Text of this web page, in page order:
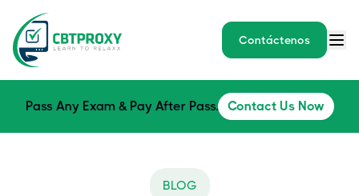
Contáctenos
Pass Any Exam & Pay After Pass. Contact Us Now
BLOG